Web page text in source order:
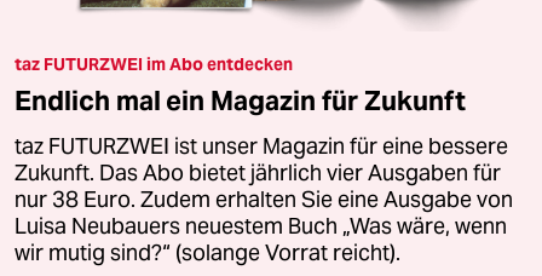
taz FUTURZWEI im Abo entdecken
Endlich mal ein Magazin für Zukunft
taz FUTURZWEI ist unser Magazin für eine bessere
Zukunft. Das Abo bietet jährlich vier Ausgaben für
nur 38 Euro. Zudem erhalten Sie eine Ausgabe von
Luisa Neubauers neuestem Buch „Was wäre, wenn
wir mutig sind?“ (solange Vorrat reicht).